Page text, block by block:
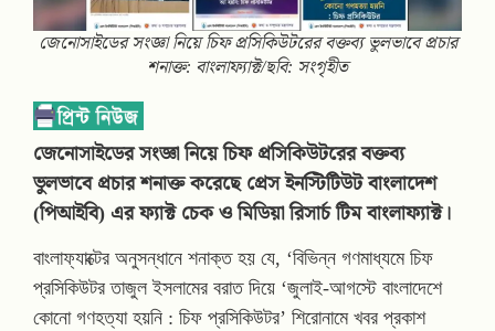
জেনোসাইডের সংজ্ঞা নিয়ে চিফ প্রসিকিউটরের বক্তব্য ভুলভাবে প্রচার
শনাক্ত: বাংলাফ্যাক্ট/ছবি: সংগৃহীত
জেনোসাইডের সংজ্ঞা নিয়ে চিফ প্রসিকিউটরের বক্তব্য
ভুলভাবে প্রচার শনাক্ত করেছে প্রেস ইনস্টিটিউট বাংলাদেশ
(পিআইবি) এর ফ্যাক্ট চেক ও মিডিয়া রিসার্চ টিম বাংলাফ্যাক্ট।
বাংলাফ্যাক্টের অনুসন্ধানে শনাক্ত হয় যে, ‘বিভিন্ন গণমাধ্যমে চিফ
প্রসিকিউটর তাজুল ইসলামের বরাত দিয়ে ‘জুলাই-আগস্টে বাংলাদেশে
কোনো গণহত্যা হয়নি : চিফ প্রসিকিউটর’ শিরোনামে খবর প্রকাশ